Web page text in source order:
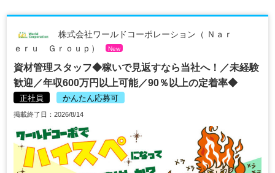
株式会社ワールドコーポレーション（ Ｎａｒ
ｅｒｕ Ｇｒｏｕｐ）
New
資材管理スタッフ◆稼いで見返すなら当社へ！／未経験
歓迎／年収600万円以上可能／90％以上の定着率◆
正社員 かんたん応募可
掲載終了日：2026/8/14